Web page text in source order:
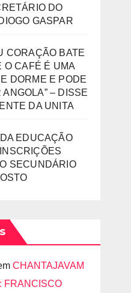
DO
GASPAR
CORAÇÃO BATE
O CAFÉ É UMA
DORME E PODE
– DISSE
DA UNITA
EDUCAÇÃO
SECUNDÁRIO
CHANTAJAVAM
FRANCISCO